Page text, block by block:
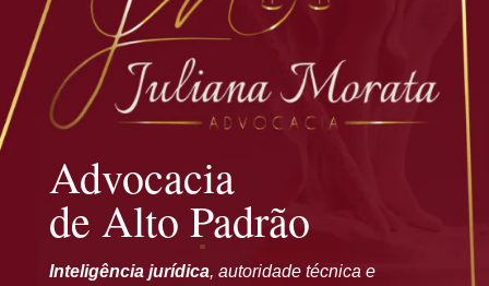
Advocacia
de Alto Padrão
Inteligência jurídica, autoridade técnica e